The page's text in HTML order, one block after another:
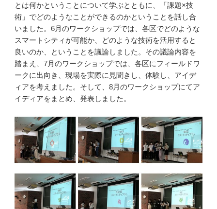
とは何かということについて学ぶとともに、「課題×技
術」でどのようなことができるのかということを話し合
いました。6月のワークショップでは、各区でどのような
スマートシティが可能か、どのような技術を活用すると
良いのか、ということを議論しました。その議論内容を
踏まえ、7月のワークショップでは、各区にフィールドワ
ークに出向き、現場を実際に見聞きし、体験し、アイデ
ィアを考えました。そして、8月のワークショップにてア
イディアをまとめ、発表しました。